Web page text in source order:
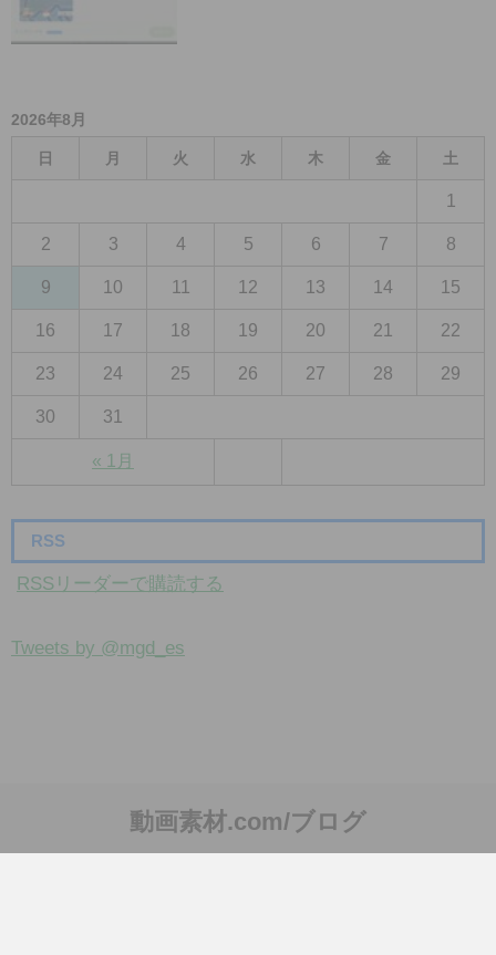
2026年8月
日 月 火 水 木 金 土
« 1月
1
2 3 4 5 6 7 8
9 10 11 12 13 14 15
16 17 18 19 20 21 22
23 24 25 26 27 28 29
30 31
RSS
RSSリーダーで購読する
Tweets by @mgd_es
動画素材.com/ブログ